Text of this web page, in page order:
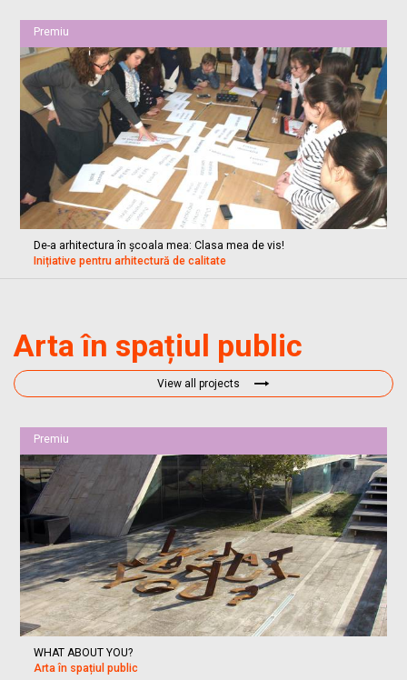
Premiu
De-a arhitectura în școala mea: Clasa mea de vis!
Inițiative pentru arhitectură de calitate
Arta în spațiul public
View all projects
Premiu
WHAT ABOUT YOU?
Arta în spațiul public